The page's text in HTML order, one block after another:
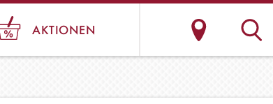
AKTIONEN